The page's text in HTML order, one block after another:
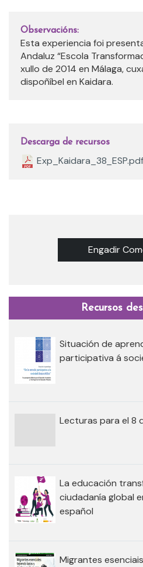
Observacións:
Esta experiencia foi
Andaluz “Escola
xullo de 2014 en Málaga,
dispoñíbel en Kaidara.
Descarga de recursos
Exp_Kaidara_38_ESP.pdf
Engadir
Recursos
Situación de
participativa á
Lecturas para el 8
La educación
ciudadanía global
español
Migrantes